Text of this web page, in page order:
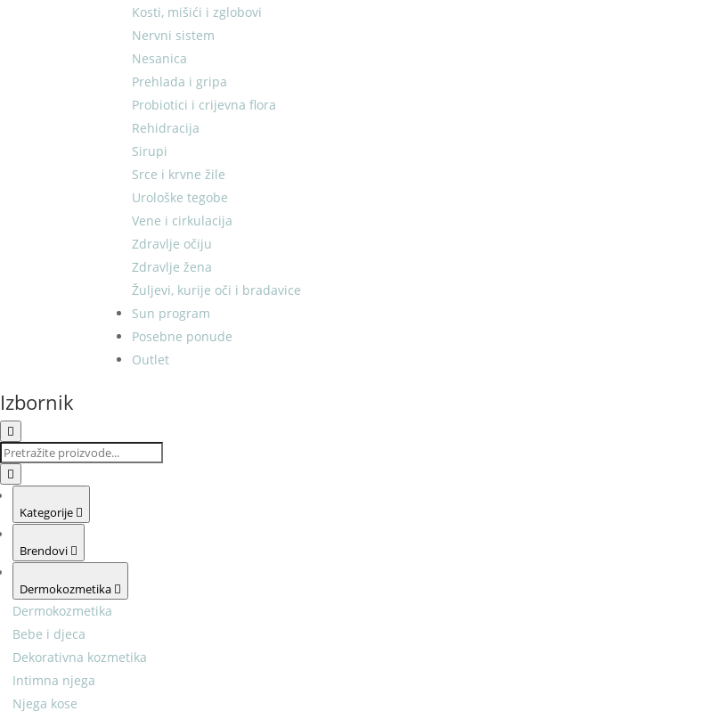
Kosti, mišići i zglobovi
Nervni sistem
Nesanica
Prehlada i gripa
Probiotici i crijevna flora
Rehidracija
Sirupi
Srce i krvne žile
Urološke tegobe
Vene i cirkulacija
Zdravlje očiju
Zdravlje žena
Žuljevi, kurije oči i bradavice
Sun program
Posebne ponude
Outlet
Izbornik
Kategorije
Brendovi
Dermokozmetika
Dermokozmetika
Bebe i djeca
Dekorativna kozmetika
Intimna njega
Njega kose